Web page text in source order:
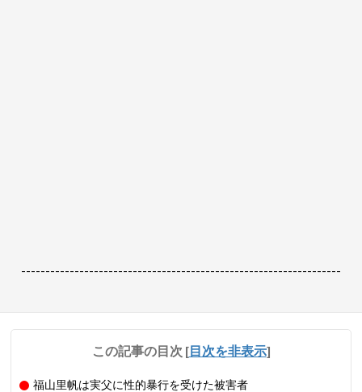
------------------------------------------------------------------
この記事の目次 [目次を非表示]
福山里帆は実父に性的暴行を受けた被害者